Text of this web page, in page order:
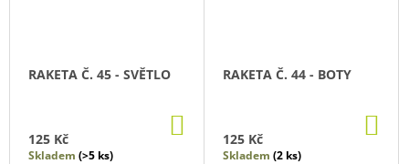
RAKETA Č. 45 - SVĚTLO
125 Kč KOŠÍKU
Skladem (>5 ks)
RAKETA Č. 44 - BOTY
125 Kč
Skladem (2 ks)